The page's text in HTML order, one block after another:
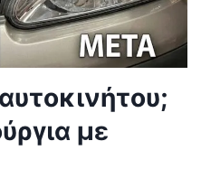
με